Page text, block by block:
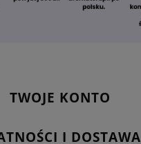
TWOJE KONTO
I DOSTAWA